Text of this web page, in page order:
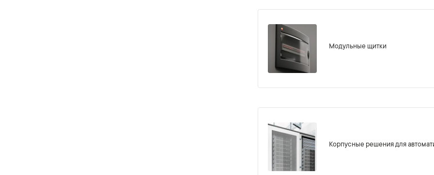
Модульные щитки
Корпусные решения для